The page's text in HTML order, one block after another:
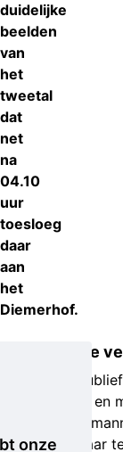
duidelijke
beelden
van
het
tweetal
dat
net
na
04.10
uur
toesloeg
daar
aan
het
Diemerhof.
onze
Wie zijn de
Kijkt u
verdachten en
Hoewel de
onherkenbaar